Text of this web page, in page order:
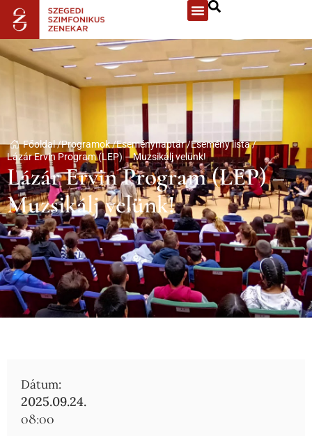
Főoldal /Programok /Eseménynaptár /Esemény lista /
Lázár Ervin Program (LEP) – Muzsikálj velünk!
Lázár Ervin Program (LEP) –
Muzsikálj velünk!
Dátum:
2025.09.24.
08:00